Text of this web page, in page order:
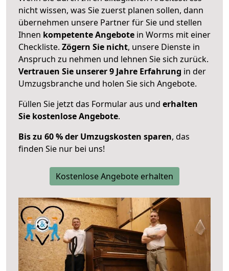
nicht wissen, was Sie zuerst planen sollen, dann
übernehmen unsere Partner für Sie und stellen
Ihnen kompetente Angebote in Worms mit einer
Checkliste. Zögern Sie nicht, unsere Dienste in
Anspruch zu nehmen und lehnen Sie sich zurück.
Vertrauen Sie unserer 9 Jahre Erfahrung in der
Umzugsbranche und holen Sie sich Angebote.
Füllen Sie jetzt das Formular aus und erhalten
Sie kostenlose Angebote.
Bis zu 60 % der Umzugskosten sparen, das
finden Sie nur bei uns!
Kostenlose Angebote erhalten